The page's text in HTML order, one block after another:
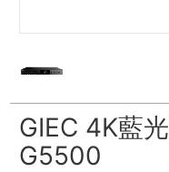
GIEC 4K藍
G5500